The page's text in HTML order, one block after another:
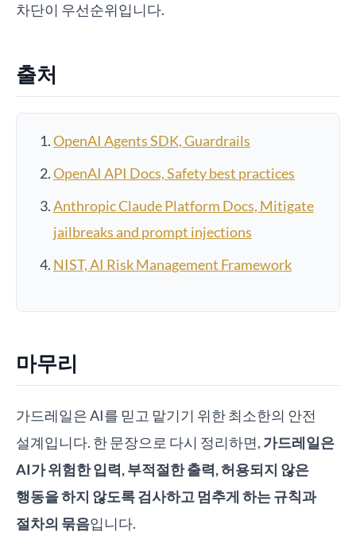
차단이 우선순위입니다.
출처
OpenAI Agents SDK, Guardrails
OpenAI API Docs, Safety best practices
Anthropic Claude Platform Docs, Mitigate
jailbreaks and prompt injections
NIST, AI Risk Management Framework
마무리
가드레일은 AI를 믿고 맡기기 위한 최소한의 안전
설계입니다. 한 문장으로 다시 정리하면, 가드레일은
AI가 위험한 입력, 부적절한 출력, 허용되지 않은
행동을 하지 않도록 검사하고 멈추게 하는 규칙과
절차의 묶음입니다.